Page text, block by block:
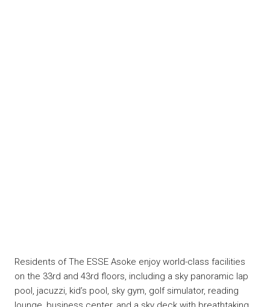
Residents of The ESSE Asoke enjoy world-class facilities
on the 33rd and 43rd floors, including a sky panoramic lap
pool, jacuzzi, kid’s pool, sky gym, golf simulator, reading